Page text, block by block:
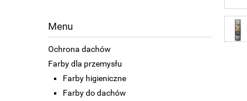
Menu
Ochrona dachów
Farby dla przemysłu
Farby higieniczne
Farby do dachów